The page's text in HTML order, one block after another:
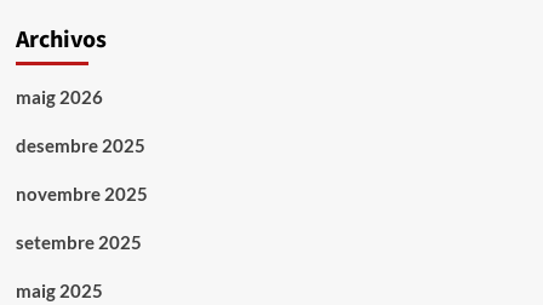
Archivos
maig 2026
desembre 2025
novembre 2025
setembre 2025
maig 2025